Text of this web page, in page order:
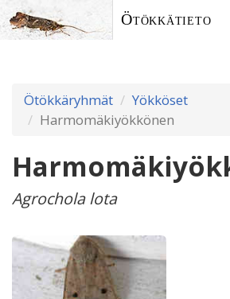
Ötökkätieto
Ötökkäryhmät
Yökköset
Harmomäkiyökkönen
Agrochola lota